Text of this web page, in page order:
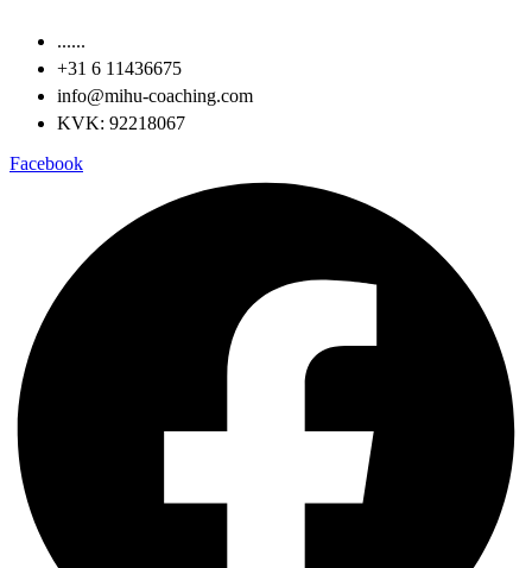
......
‪+31 6 11436675‬
info@mihu-coaching.com
KVK: 92218067
Facebook